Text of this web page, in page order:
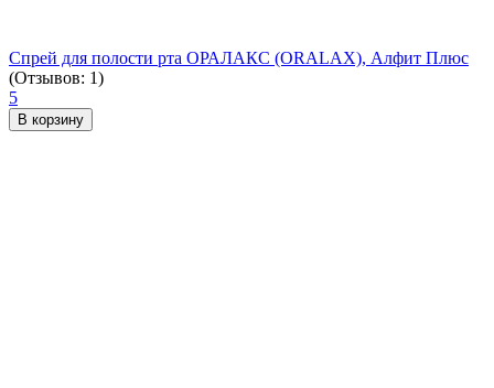
Спрей для полости рта ОРАЛАКС (ORALAX), Алфит Плюс
(Отзывов: 1)
5
В корзину